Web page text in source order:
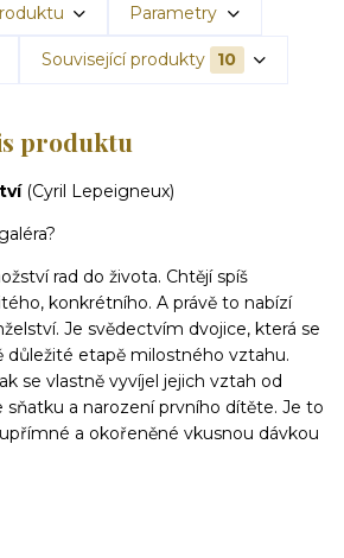
Parametry
Související produkty 10
produktu
(Cyril Lepeigneux)
rad do života. Chtějí spíš
konkrétního. A právě to nabízí
Je svědectvím dvojice, která se
důležité etapě milostného vztahu.
se vlastně vyvíjel jejich vztah od
sňatku a narození prvního dítěte. Je to
a okořeněné vkusnou dávkou